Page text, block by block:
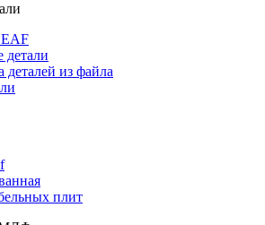
детали
деталей из файла
плит